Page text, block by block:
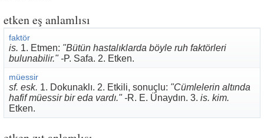
etken eş anlamlısı
faktör
is. 1. Etmen: "Bütün hastalıklarda böyle ruh faktörleri
bulunabilir." -P. Safa. 2. Etken.
müessir
sf. esk. 1. Dokunaklı. 2. Etkili, sonuçlu: "Cümlelerin altında
hafif müessir bir eda vardı." -R. E. Ünaydın. 3. is. kim.
Etken.